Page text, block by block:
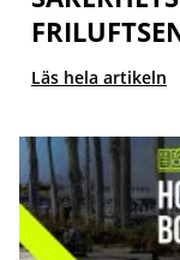
Läs hela artikeln